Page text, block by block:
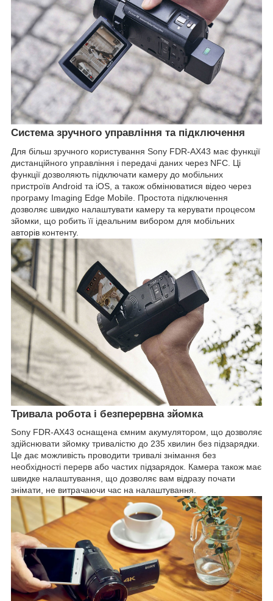
Система зручного управління та підключення
Для більш зручного користування Sony FDR-AX43 має функції
дистанційного управління і передачі даних через NFC. Ці
функції дозволяють підключати камеру до мобільних
пристроїв Android та iOS, а також обмінюватися відео через
програму Imaging Edge Mobile. Простота підключення
дозволяє швидко налаштувати камеру та керувати процесом
зйомки, що робить її ідеальним вибором для мобільних
авторів контенту.
Тривала робота і безперервна зйомка
Sony FDR-AX43 оснащена ємним акумулятором, що дозволяє
здійснювати зйомку тривалістю до 235 хвилин без підзарядки.
Це дає можливість проводити тривалі знімання без
необхідності перерв або частих підзарядок. Камера також має
швидке налаштування, що дозволяє вам відразу почати
знімати, не витрачаючи час на налаштування.